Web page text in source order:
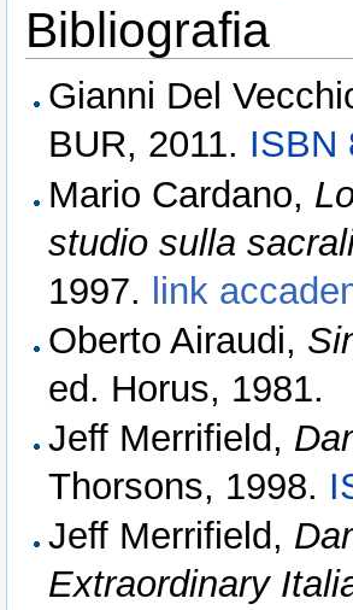
Bibliografia
Gianni Del
BUR, 2011. ISBN
Mario Cardano,
studio sulla
1997. link
Oberto Airaudi,
ed. Horus, 1981.
Jeff Merrifield,
Thorsons, 1998.
Jeff Merrifield,
Extraordinary